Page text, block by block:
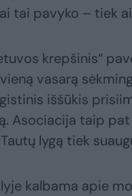
tai pavyko – tiek
krepšinis“
vasarą
iššūkis
Asociacija taip
lygą tiek
kalbama apie